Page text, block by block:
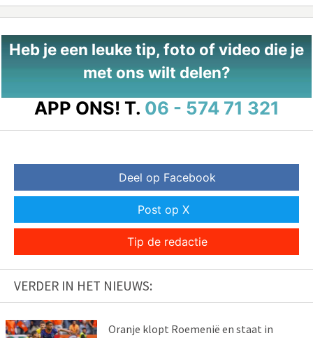
Heb je een leuke tip, foto of video die je
met ons wilt delen?
APP ONS! T. 06 - 574 71 321
Deel op Facebook
Post op X
Tip de redactie
VERDER IN HET NIEUWS:
Oranje klopt Roemenië en staat in